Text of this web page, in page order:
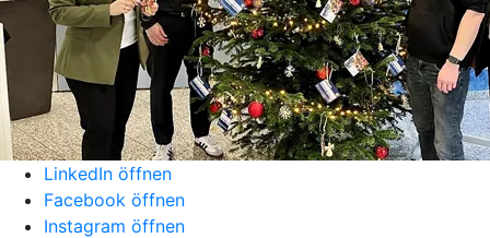
LinkedIn öffnen
Facebook öffnen
Instagram öffnen